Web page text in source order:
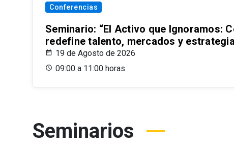
Conferencias
Seminario: “El Activo que Ignoramos:
redefine talento, mercados y
19 de Agosto de 2026
09:00 a 11:00 horas
Seminarios